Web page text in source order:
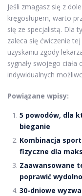
Jeśli zmagasz się z
kręgosłupem, warto
się ze specjalistą. Dla
zaleca się ćwiczenie
uzyskaniu zgody
sygnały swojego
indywidualnych
Powiązane wpisy:
5 powodów, dla
bieganie
Kombinacja
fizyczne dla
Zaawansowane
poprawić
30-dniowe